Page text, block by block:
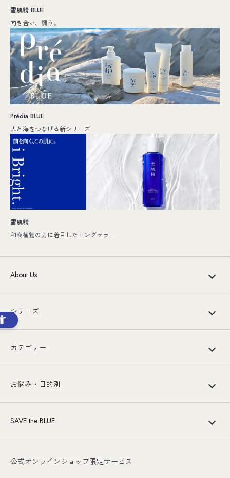
雪肌精 BLUE
向き合い、調う。
Prédia BLUE
人と海をつなげる新シリーズ
雪肌精
和漢植物の力に着目したロングセラー
About Us
シリーズ
カテゴリー
お悩み・目的別
SAVE the BLUE
公式オンラインショップ限定サービス